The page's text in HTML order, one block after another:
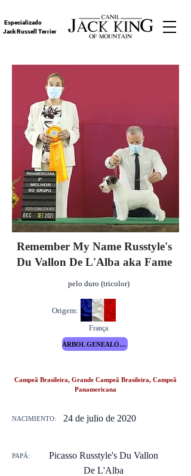
Especializado
Jack Russell Terrier
Remember My Name Russtyle's
Du Vallon De L'Alba aka Fame
pelo duro (tricolor)
Origem:
França
ÁRBOL GENEALÓGICO
Campeã Brasileira, Grande Campeã Brasileira, Campeã
Panamericana
24 de julio de 2020
NACIMIENTO:
PAPÁ:
Picasso Russtyle's Du Vallon
De L'Alba